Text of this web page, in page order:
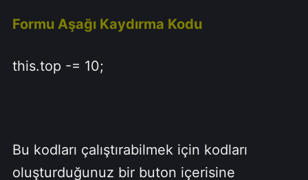
Formu Aşağı Kaydırma Kodu
this.top -= 10;
Bu kodları çalıştırabilmek için kodları
oluşturduğunuz bir buton içerisine